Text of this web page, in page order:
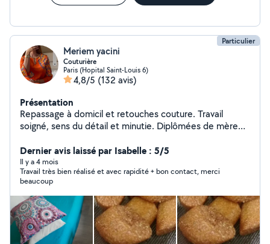
Particulier
Meriem yacini
Couturière
Paris (Hopital Saint-Louis 6)
4,8/5 (132 avis)
Présentation
Repassage à domicil et retouches couture. Travail
soigné, sens du détail et minutie. Diplômées de mère
Dernier avis laissé par Isabelle : 5/5
Il y a 4 mois
Travail très bien réalisé et avec rapidité + bon contact, merci
beaucoup